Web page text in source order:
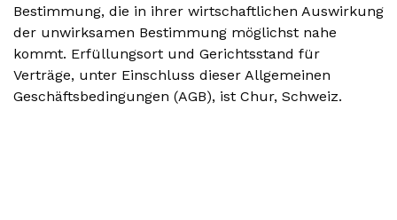
Bestimmung, die in ihrer wirtschaftlichen Auswirkung
der unwirksamen Bestimmung möglichst nahe
kommt. Erfüllungsort und Gerichtsstand für
Verträge, unter Einschluss dieser Allgemeinen
Geschäftsbedingungen (AGB), ist Chur, Schweiz.